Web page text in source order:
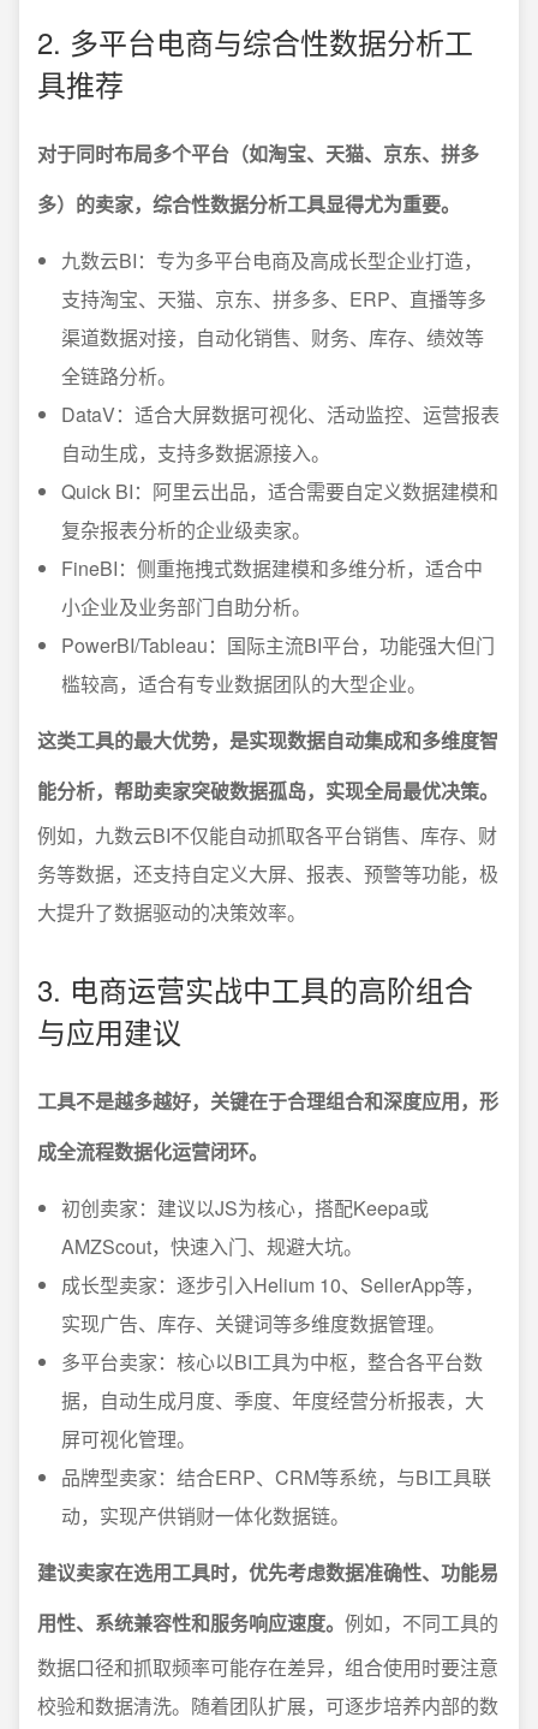
2. 多平台电商与综合性数据分析工
具推荐
对于同时布局多个平台（如淘宝、天猫、京东、拼多
多）的卖家，综合性数据分析工具显得尤为重要。
九数云BI：专为多平台电商及高成长型企业打造，
支持淘宝、天猫、京东、拼多多、ERP、直播等多
渠道数据对接，自动化销售、财务、库存、绩效等
全链路分析。
DataV：适合大屏数据可视化、活动监控、运营报表
自动生成，支持多数据源接入。
Quick BI：阿里云出品，适合需要自定义数据建模和
复杂报表分析的企业级卖家。
FineBI：侧重拖拽式数据建模和多维分析，适合中
小企业及业务部门自助分析。
PowerBI/Tableau：国际主流BI平台，功能强大但门
槛较高，适合有专业数据团队的大型企业。
这类工具的最大优势，是实现数据自动集成和多维度智
能分析，帮助卖家突破数据孤岛，实现全局最优决策。
例如，九数云BI不仅能自动抓取各平台销售、库存、财
务等数据，还支持自定义大屏、报表、预警等功能，极
大提升了数据驱动的决策效率。
3. 电商运营实战中工具的高阶组合
与应用建议
工具不是越多越好，关键在于合理组合和深度应用，形
成全流程数据化运营闭环。
初创卖家：建议以JS为核心，搭配Keepa或
AMZScout，快速入门、规避大坑。
成长型卖家：逐步引入Helium 10、SellerApp等，
实现广告、库存、关键词等多维度数据管理。
多平台卖家：核心以BI工具为中枢，整合各平台数
据，自动生成月度、季度、年度经营分析报表，大
屏可视化管理。
品牌型卖家：结合ERP、CRM等系统，与BI工具联
动，实现产供销财一体化数据链。
建议卖家在选用工具时，优先考虑数据准确性、功能易
用性、系统兼容性和服务响应速度。 例如，不同工具的
数据口径和抓取频率可能存在差异，组合使用时要注意
校验和数据清洗。随着团队扩展，可逐步培养内部的数